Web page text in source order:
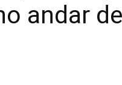
andar